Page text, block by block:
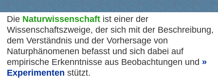
Die Naturwissenschaftist einer der
Wissenschaftszweige, der sich mit der Beschreibung,
dem Verständnis und der Vorhersage von
Naturphänomenen befasst und sich dabei auf
empirische Erkenntnisse aus Beobachtungen und
Experimenten stützt.